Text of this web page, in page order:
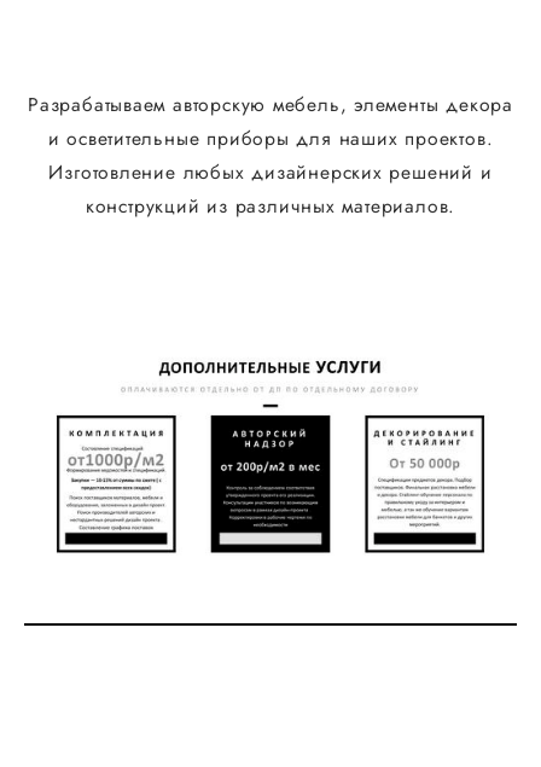
Разрабатываем авторскую мебель, элементы декора
и осветительные приборы для наших проектов.
Изготовление любых дизайнерских решений и
конструкций из различных материалов.